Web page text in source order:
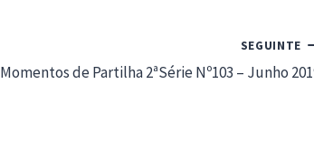
SEGUINTE
Momentos de Partilha 2ªSérie Nº103 – Junho